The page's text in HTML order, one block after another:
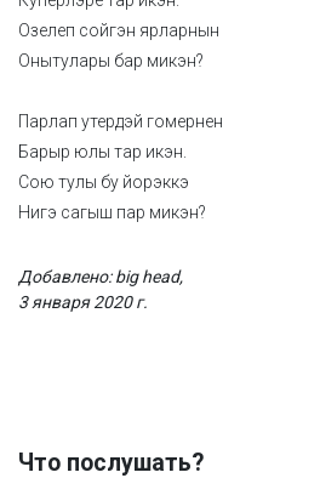
Озелеп сойгэн ярларнын
Онытулары бар микэн?
Парлап утердэй гомернен
Барыр юлы тар икэн.
Сою тулы бу йорэккэ
Нигэ сагыш пар микэн?
Добавлено: big head,
3 января 2020 г.
Что послушать?